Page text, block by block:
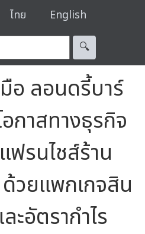
ไทย English
🔍︎
อ ลอนดรี้บาร์
กาสทางธุรกิจ
ฟรนไชส์ร้าน
วยแพกเกจสิน
ะอัตรากำไร